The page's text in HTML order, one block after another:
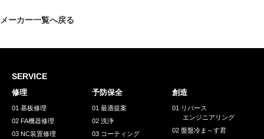
GREEN CHALLENGE
メーカー一覧へ戻る
SERVICE
修理
01 基板修理
02 FA機器修理
03 NC装置修理
予防保全
01 最適提案
02 洗浄
03 コーティング
創造
01 リバース
エンジニアリング
02 盤盤冷ま～す君